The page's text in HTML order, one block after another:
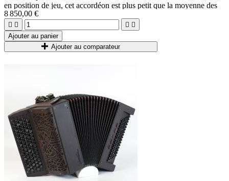
en position de jeu, cet accordéon est plus petit que la moyenne des
80 basses deux voix, un grande réussite technique signée Saltarelle.
8 850,00 €
   
Ajouter au panier
Ajouter au comparateur